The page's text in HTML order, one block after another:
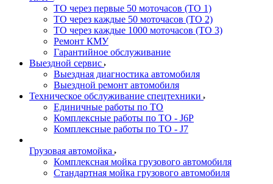
ТО через первые 50 моточасов (ТО 1)
ТО через каждые 50 моточасов (ТО 2)
ТО через каждые 1000 моточасов (ТО 3)
Ремонт КМУ
Гарантийное обслуживание
Выездной сервис
Выездная диагностика автомобиля
Выездной ремонт автомобиля
Техническое обслуживание спецтехники
Единичные работы по ТО
Комплексные работы по ТО - J6P
Комплексные работы по ТО - J7
Грузовая автомойка
Комплексная мойка грузового автомобиля
Стандартная мойка грузового автомобиля